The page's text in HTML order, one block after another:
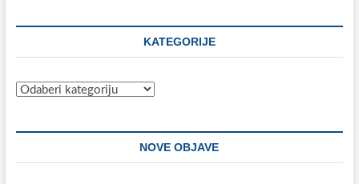
KATEGORIJE
Kategorije
NOVE OBJAVE